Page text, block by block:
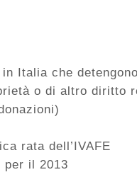
Italia che
o di altro diritto
rata dell’IVAFE
per il 2013